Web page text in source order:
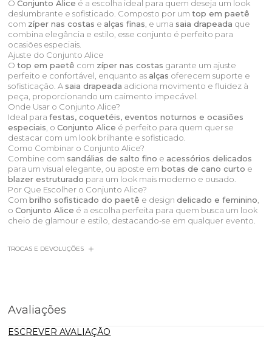
OConjunto Alice é a escolha ideal para quem deseja um look
deslumbrante e sofisticado. Composto por umtop em paetê
com zíper nas costas e alças finas, e uma saia drapeada que
combina elegância e estilo, esse conjunto é perfeito para
ocasiões especiais.
Ajuste do Conjunto Alice
Otop em paetê com zíper nas costas garante um ajuste
perfeito e confortável, enquanto as alças oferecem suporte e
sofisticação. A saia drapeada adiciona movimento e fluidez à
peça, proporcionando um caimento impecável.
Onde Usar o Conjunto Alice?
Ideal parafestas, coquetéis, eventos noturnos e ocasiões
especiais, oConjunto Alice é perfeito para quem quer se
destacar com um look brilhante e sofisticado.
Como Combinar o Conjunto Alice?
Combine com sandálias de salto fino e acessórios delicados
para um visual elegante, ou aposte embotas de cano curto e
blazer estruturado para um look mais moderno e ousado.
Por Que Escolher o Conjunto Alice?
Combrilho sofisticado do paetê e designdelicado e feminino,
oConjunto Alice é a escolha perfeita para quem busca um look
cheio de glamour e estilo, destacando-se em qualquer evento.
TROCAS E DEVOLUÇÕES
Avaliações
ESCREVER AVALIAÇÃO